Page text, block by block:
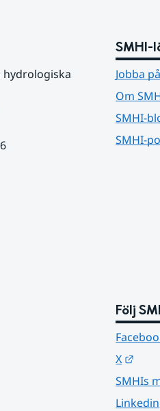
hydrologiska
SMHI-
Jobba
Om
SMHI-
SMHI-
Följ
X
SMHIs
Linkedin